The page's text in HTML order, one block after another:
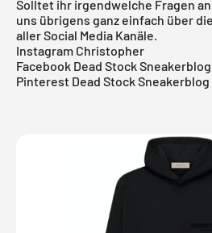
Solltet ihr irgendwelche Fragen
uns übrigens ganz einfach über
aller Social Media Kanäle.
Instagram Christopher
Facebook Dead Stock Sneakerblog
Pinterest Dead Stock Sneakerblog